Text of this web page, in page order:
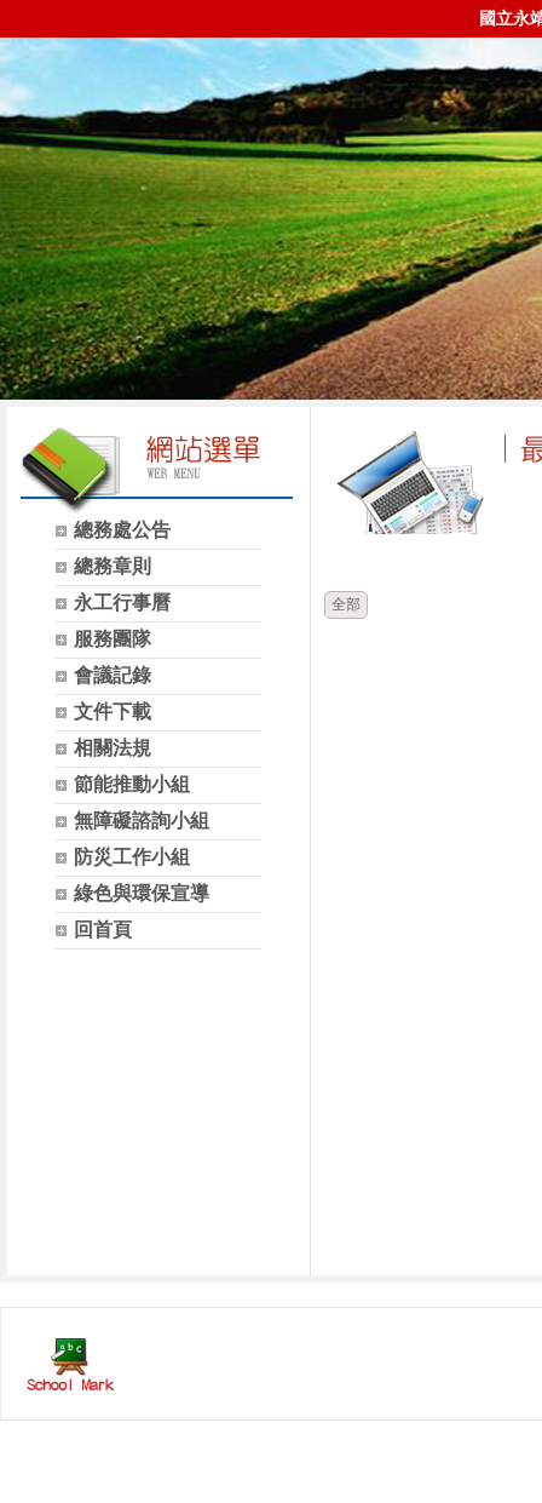
國立永
總務處公告
總務章則
永工行事曆
服務團隊
會議記錄
文件下載
相關法規
節能推動小組
無障礙諮詢小組
防災工作小組
綠色與環保宣導
回首頁
全部